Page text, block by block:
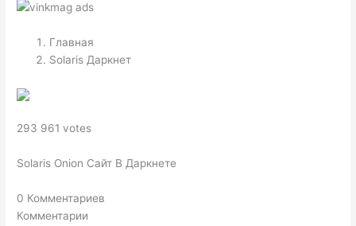
Главная
Solaris Даркнет
293 961 votes
Solaris Onion Сайт В Даркнете
0 Комментариев
Комментарии